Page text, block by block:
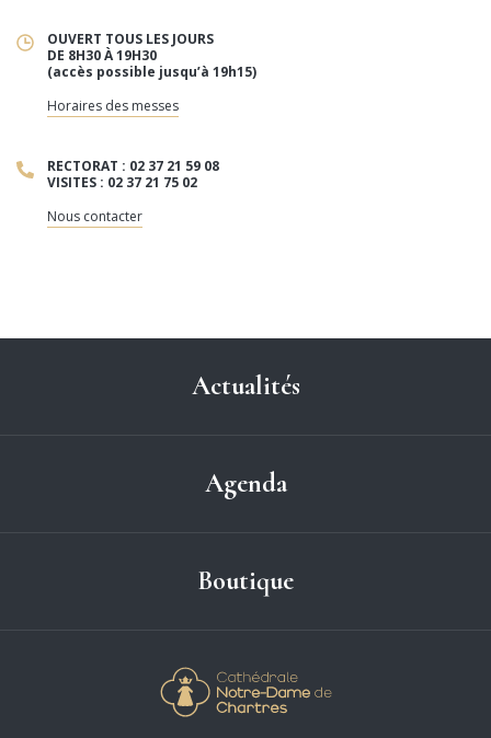
OUVERT TOUS LES JOURS
DE 8H30 À 19H30
(accès possible jusqu’à 19h15)
Horaires des messes
RECTORAT : 02 37 21 59 08
VISITES : 02 37 21 75 02
Nous contacter
Actualités
Agenda
Boutique